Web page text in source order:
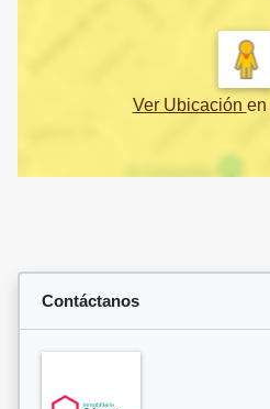
Ver Ubicación en
Contáctanos